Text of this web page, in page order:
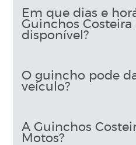
Em que dias e
Guinchos Costeira
disponível?
O guincho pode
veículo?
A Guinchos
Motos?